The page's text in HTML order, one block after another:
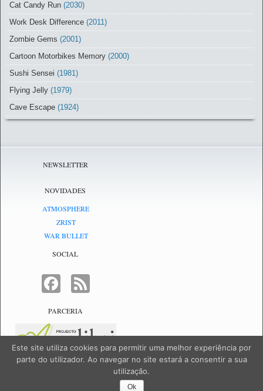
Cat Candy Run (2030)
Work Desk Difference (2011)
Zombie Gems (2001)
Cartoon Motorbikes Memory (2000)
Sushi Sensei (1981)
Flying Jelly (1979)
Cave Escape (1924)
NEWSLETTER
NOVIDADES
ATMOSPHERE
ZRIST
WAR BULLET
SOCIAL
FACEBOOK
PARCERIA
NetJogos - powered byNetJogos
Este site utiliza cookies para permitir uma melhor experiência por
parte do utilizador. Ao navegar no site estará a consentir a sua
utilização.
Ok